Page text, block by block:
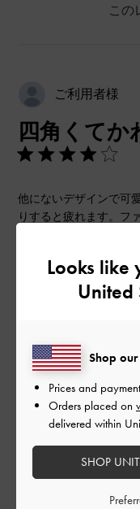
この
ご利用者様
四角くてか
他にないデザインで可
りすると疲れます。フ
サイズ: 37/23.5cm |
デザイン
品質
Looks like
United
Shop
Prices and
Orders placed on
delivered within
SHOP